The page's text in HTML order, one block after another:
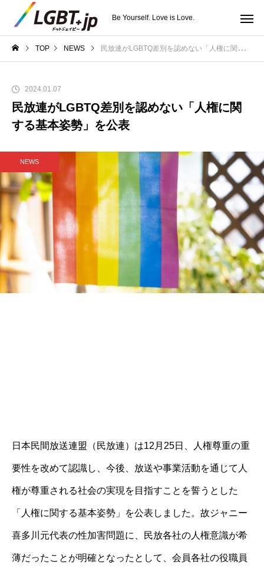
Be Yourself. Love is Love.
TOP NEWS 民放連がLGBTQ差別を認めない「人権に関する基本姿勢」を公表
2024.01.07
民放連がLGBTQ差別を認めない「人権に関
する基本姿勢」を公表
NEWS
日本民間放送連盟（民放連）は12月25日、人権尊重の重
要性を改めて認識し、今後、放送や事業活動を通じて人
権が尊重される社会の実現を目指すことを誓うとした
「人権に関する基本姿勢」を公表しました。故ジャニー
喜多川元代表の性加害問題に、民放各社の人権意識が希
薄だったことが明確となったとして、会員各社の役職員